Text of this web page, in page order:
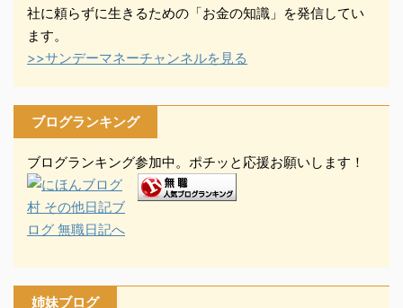
社に頼らずに生きるための「お金の知識」を発信してい
ます。
>>サンデーマネーチャンネルを見る
ブログランキング
ブログランキング参加中。ポチッと応援お願いします！
姉妹ブログ